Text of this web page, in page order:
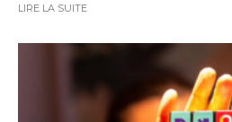
LIRE LA SUITE